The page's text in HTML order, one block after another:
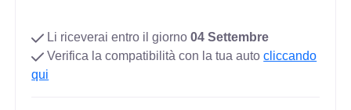
Li riceverai entro il giorno04 Settembre
Verifica la compatibilità con la tua autocliccando
qui